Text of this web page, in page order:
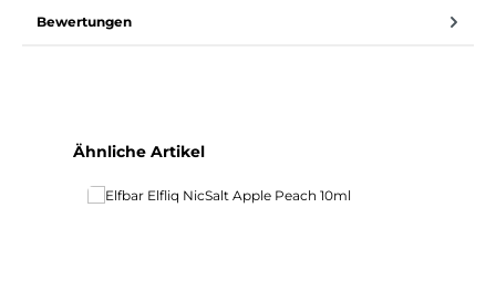
Bewertungen
Produktgalerie überspringen
Ähnliche Artikel